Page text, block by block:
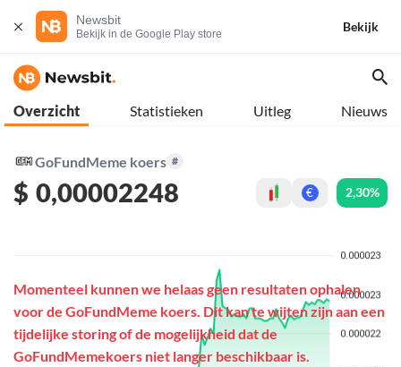
Newsbit
Bekijk in de Google Play store
Bekijk
Overzicht Statistieken Uitleg Nieuws
GoFundMeme koers #
$ 0,00002248 € 2,30%
Momenteel kunnen we helaas geen resultaten ophalen
voor de GoFundMeme koers. Dit kan te wijten zijn aan een
tijdelijke storing of de mogelijkheid dat de
GoFundMemekoers niet langer beschikbaar is.